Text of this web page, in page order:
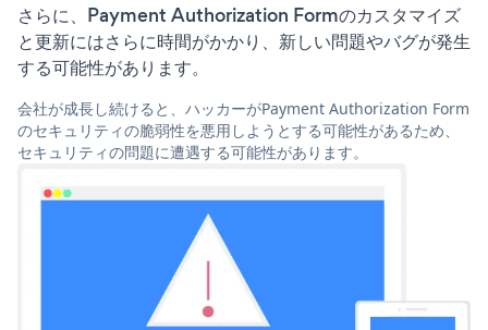
さらに、Payment Authorization Formのカスタマイズ
と更新にはさらに時間がかかり、新しい問題やバグが発生
する可能性があります。
会社が成長し続けると、ハッカーがPayment Authorization Form
のセキュリティの脆弱性を悪用しようとする可能性があるため、
セキュリティの問題に遭遇する可能性があります。